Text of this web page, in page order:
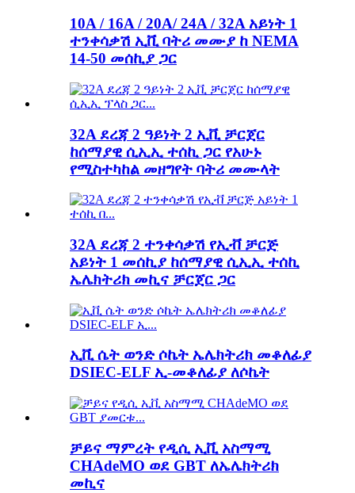
10A / 16A / 20A/ 24A / 32A አይነት 1
ተንቀሳቃሽ ኢቪ ባትሪ መሙያ ከ NEMA
14-50 መሰኪያ ጋር
32A ደረጃ 2 ዓይነት 2 ኢቪ ቻርጀር
ከሰማያዊ ሲኢኢ ተሰኪ ጋር የአሁኑ
የሚስተካከል መዘግየት ባትሪ መሙላት
32A ደረጃ 2 ተንቀሳቃሽ የኢቭ ቻርጅ
አይነት 1 መሰኪያ ከሰማያዊ ሲኢኢ ተሰኪ
ኤሌክትሪክ መኪና ቻርጀር ጋር
ኢቪ ሴት ወንድ ሶኬት ኤሌክትሪክ መቆለፊያ
DSIEC-ELF ኢ-መቆለፊያ ለሶኬት
ቻይና ማምረት የዲሲ ኢቪ አስማሚ
CHAdeMO ወደ GBT ለኤሌክትሪክ
መኪና